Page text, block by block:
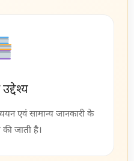
एवं सामान्य जानकारी के
की जाती है।